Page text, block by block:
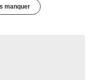
manquer